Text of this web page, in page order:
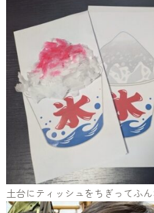
土台にティッシュをちぎってふん